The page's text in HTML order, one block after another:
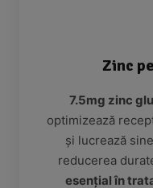
Zinc
7.5mg zinc
optimizează
și lucrează
reducerea
esențial în